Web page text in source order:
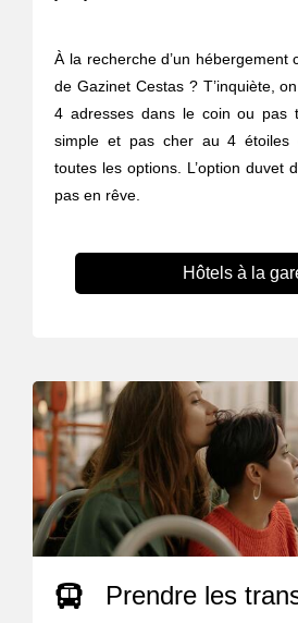
À la recherche d’un hébergement
de Gazinet Cestas ? T’inquiète,
4 adresses dans le coin ou pas
simple et pas cher au 4 étoiles
toutes les options. L’option duvet
pas en rêve.
Hôtels à la
Prendre les